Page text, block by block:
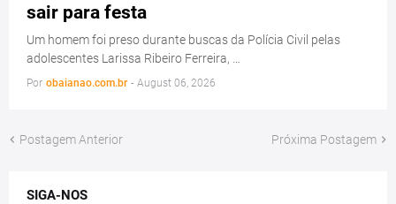
sair para festa
Um homem foi preso durante buscas da Polícia Civil pelas
adolescentes Larissa Ribeiro Ferreira, …
Por obaianao.com.br - August 06, 2026
Postagem Anterior Próxima Postagem
SIGA-NOS